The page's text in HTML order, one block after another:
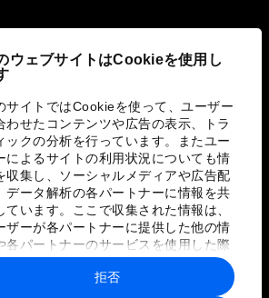
ウェブサイトはCookieを使用し
サイトではCookieを使って、ユーザー
わせたコンテンツや広告の表示、トラ
ックの分析を行っています。またユー
によるサイトの利用状況についても情
収集し、ソーシャルメディアや広告配
データ解析の各パートナーに情報を共
ています。ここで収集された情報は、
ザーが各パートナーに提供した他の情
各パートナーのサービスを使用した際
集された情報と組み合わされ、各パー
ーによって使用されることがありま
拒否
の取り組み
シーポリシーと利用規約